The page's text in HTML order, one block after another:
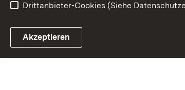
Drittanbieter-Cookies (Siehe
Akzeptieren